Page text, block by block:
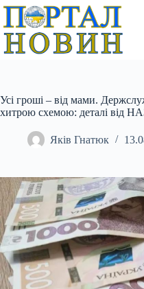
Перейти
вмісту
Усі гроші – від мами.
хитрою схемою: деталі від
Яків Гнатюк